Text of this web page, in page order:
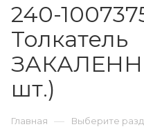
240-
Толкатель
шт.)
Главная — Выберите